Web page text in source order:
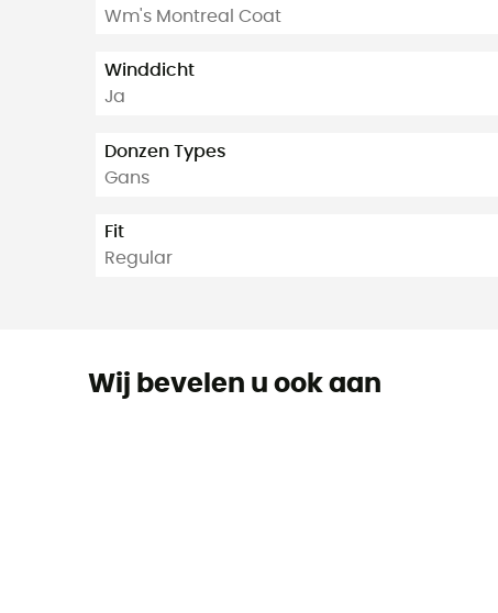
Wm's Montreal Coat
Winddicht
Ja
Donzen Types
Gans
Fit
Regular
Wij bevelen u ook aan